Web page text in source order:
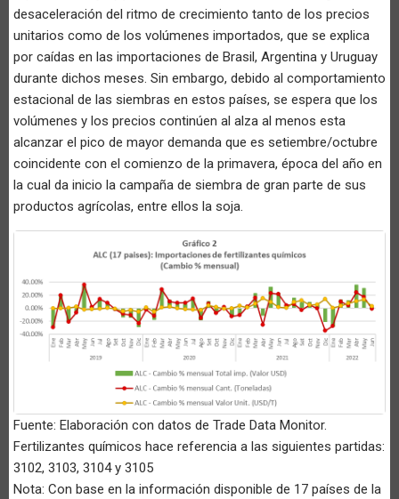
desaceleración del ritmo de crecimiento tanto de los precios
unitarios como de los volúmenes importados, que se explica
por caídas en las importaciones de Brasil, Argentina y Uruguay
durante dichos meses. Sin embargo, debido al comportamiento
estacional de las siembras en estos países, se espera que los
volúmenes y los precios continúen al alza al menos esta
alcanzar el pico de mayor demanda que es setiembre/octubre
coincidente con el comienzo de la primavera, época del año en
la cual da inicio la campaña de siembra de gran parte de sus
productos agrícolas, entre ellos la soja.
Fuente: Elaboración con datos de Trade Data Monitor.
Fertilizantes químicos hace referencia a las siguientes partidas:
3102, 3103, 3104 y 3105
Nota: Con base en la información disponible de 17 países de la